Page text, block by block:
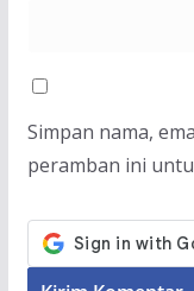
Simpan nama,
peramban ini